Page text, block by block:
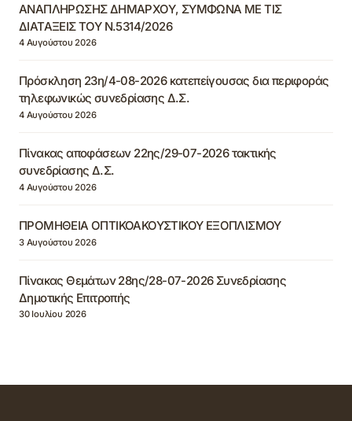
ΑΝΑΠΛΗΡΩΣΗΣ ΔΗΜΑΡΧΟΥ, ΣΥΜΦΩΝΑ ΜΕ ΤΙΣ
ΔΙΑΤΑΞΕΙΣ ΤΟΥ Ν.5314/2026
4 Αυγούστου 2026
Πρόσκληση 23η/4-08-2026 κατεπείγουσας δια περιφοράς
τηλεφωνικώς συνεδρίασης Δ.Σ.
4 Αυγούστου 2026
Πίνακας αποφάσεων 22ης/29-07-2026 τακτικής
συνεδρίασης Δ.Σ.
4 Αυγούστου 2026
ΠΡΟΜΗΘΕΙΑ ΟΠΤΙΚΟΑΚΟΥΣΤΙΚΟΥ ΕΞΟΠΛΙΣΜΟΥ
3 Αυγούστου 2026
Πίνακας Θεμάτων 28ης/28-07-2026 Συνεδρίασης
Δημοτικής Επιτροπής
30 Ιουλίου 2026